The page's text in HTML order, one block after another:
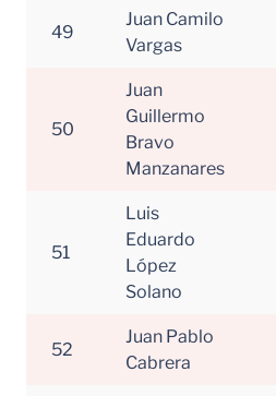
49
Juan Camilo
Vargas
50
Juan
Guillermo
Bravo
Manzanares
51
Luis
Eduardo
López
Solano
52
Juan Pablo
Cabrera